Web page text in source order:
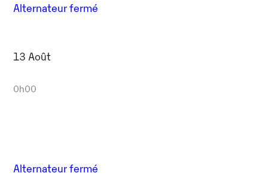
Alternateur fermé
13 Août
0h00
Alternateur fermé